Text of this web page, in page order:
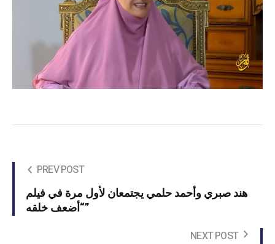
PREV POST
هند صبري وأحمد حلمي يجتمعان لأول مرة في فيلم
“أضعف خلقه”
NEXT POST